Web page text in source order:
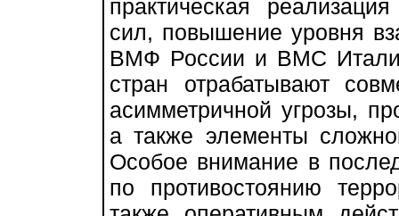
практическая
сил, повышение уровня
ВМФ России и ВМС
стран отрабатывают
асимметричной угрозы,
а также элементы
Особое внимание в
по противостоянию